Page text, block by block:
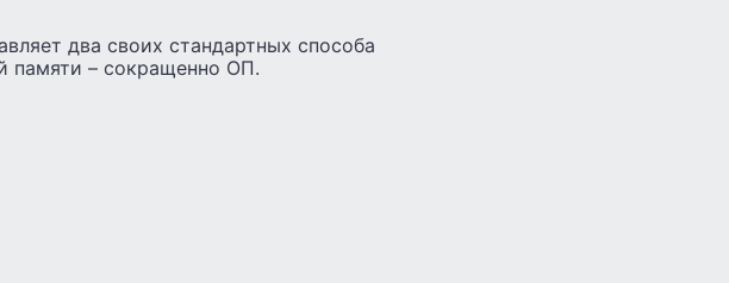
два своих стандартных способа
памяти – сокращенно ОП.